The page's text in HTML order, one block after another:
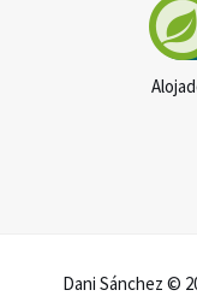
Dani Sánchez ©